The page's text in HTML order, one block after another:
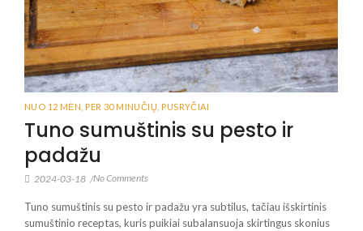
NUO 12 MĖN PER 30 MINUČIŲ PUSRYČIAI
Tuno sumuštinis su pesto ir
padažu
2024-03-18 /No Comments
Tuno sumuštinis su pesto ir padažu yra subtilus, tačiau išskirtinis
sumuštinio receptas, kuris puikiai subalansuoja skirtingus skonius